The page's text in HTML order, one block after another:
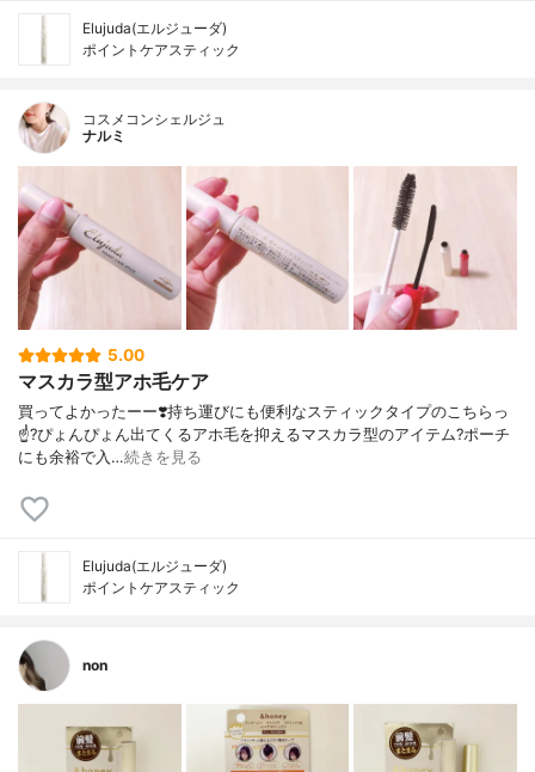
Elujuda(エルジューダ)
ポイントケアスティック
コスメコンシェルジュ
ナルミ
5.00
マスカラ型アホ毛ケア
買ってよかったーー❣️ 持ち運びにも便利なスティックタイプの こちらっ
☝️? ぴょんぴょん出てくる アホ毛を抑えるマスカラ型のアイテム? ポーチ
にも余裕で入…続きを見る
Elujuda(エルジューダ)
ポイントケアスティック
non